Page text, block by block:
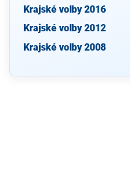
Krajské volby 2016
Krajské volby 2012
Krajské volby 2008